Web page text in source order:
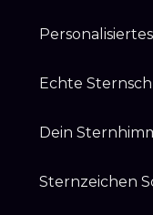
Echte
Dein
Sternzeichen